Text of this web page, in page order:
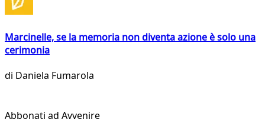
Marcinelle, se la memoria non diventa azione è solo una
cerimonia
di Daniela Fumarola
Abbonati ad Avvenire